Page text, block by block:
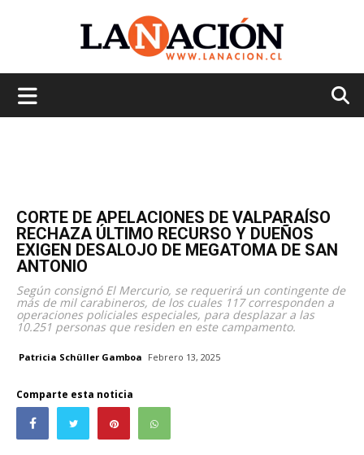
CORTE DE APELACIONES DE VALPARAÍSO
RECHAZA ÚLTIMO RECURSO Y DUEÑOS
EXIGEN DESALOJO DE MEGATOMA DE SAN
ANTONIO
Según consignó El Mercurio, se requerirá un contingente de
más de mil carabineros, de los cuales 117 corresponden a
operaciones policiales especiales, para desplazar a las
10.251 personas que residen en este campamento.
Patricia Schüller Gamboa Febrero 13, 2025
Comparte esta noticia